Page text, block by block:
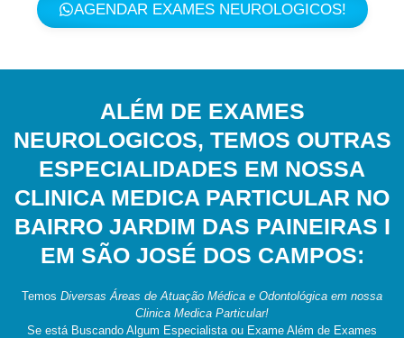
AGENDAR EXAMES NEUROLOGICOS!
ALÉM DE EXAMES
NEUROLOGICOS, TEMOS OUTRAS
ESPECIALIDADES EM NOSSA
CLINICA MEDICA PARTICULAR NO
BAIRRO JARDIM DAS PAINEIRAS I
EM SÃO JOSÉ DOS CAMPOS:
Temos Diversas Áreas de Atuação Médica e Odontológica em nossa
Clinica Medica Particular!
Se está Buscando Algum Especialista ou Exame Além de Exames